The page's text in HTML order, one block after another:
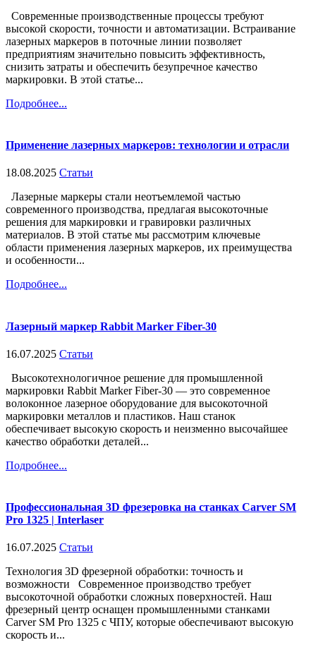
Современные производственные процессы требуют
высокой скорости, точности и автоматизации. Встраивание
лазерных маркеров в поточные линии позволяет
предприятиям значительно повысить эффективность,
снизить затраты и обеспечить безупречное качество
маркировки. В этой статье...
Подробнее...
Применение лазерных маркеров: технологии и отрасли
18.08.2025 Статьи
Лазерные маркеры стали неотъемлемой частью
современного производства, предлагая высокоточные
решения для маркировки и гравировки различных
материалов. В этой статье мы рассмотрим ключевые
области применения лазерных маркеров, их преимущества
и особенности...
Подробнее...
Лазерный маркер Rabbit Marker Fiber-30
16.07.2025 Статьи
Высокотехнологичное решение для промышленной
маркировки Rabbit Marker Fiber-30 — это современное
волоконное лазерное оборудование для высокоточной
маркировки металлов и пластиков. Наш станок
обеспечивает высокую скорость и неизменно высочайшее
качество обработки деталей...
Подробнее...
Профессиональная 3D фрезеровка на станках Carver SM
Pro 1325 | Interlaser
16.07.2025 Статьи
Технология 3D фрезерной обработки: точность и
возможности Современное производство требует
высокоточной обработки сложных поверхностей. Наш
фрезерный центр оснащен промышленными станками
Carver SM Pro 1325 с ЧПУ, которые обеспечивают высокую
скорость и...